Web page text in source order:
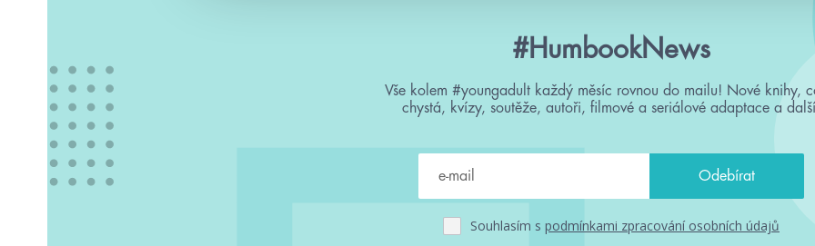
#HumbookNews
Vše kolem #youngadult každý měsíc rovnou do mailu! Nové knihy,
chystá, kvízy, soutěže, autoři, filmové a seriálové adaptace a
Souhlasím s podmínkami zpracování osobních údajů